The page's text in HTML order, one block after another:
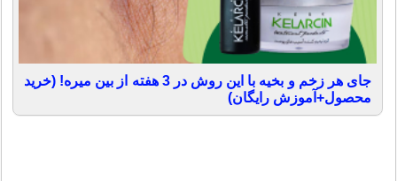
جای هر زخم و بخیه با این روش در 3 هفته از بین میره! (خرید
محصول+آموزش رایگان)